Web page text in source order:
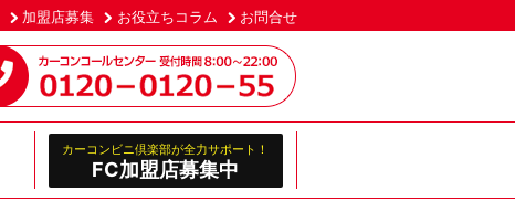
加盟店募集 お役立ちコラム お問合せ
カーコンビニ倶楽部が全力サポート！
FC加盟店募集中